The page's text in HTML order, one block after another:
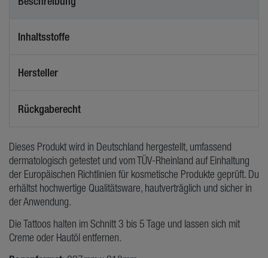
Inhaltsstoffe
Hersteller
Rückgaberecht
Dieses Produkt wird in Deutschland hergestellt, umfassend
dermatologisch getestet und vom TÜV-Rheinland auf Einhaltung
der Europäischen Richtlinien für kosmetische Produkte geprüft. Du
erhältst hochwertige Qualitätsware, hautverträglich und sicher in
der Anwendung.
Die Tattoos halten im Schnitt 3 bis 5 Tage und lassen sich mit
Creme oder Hautöl entfernen.